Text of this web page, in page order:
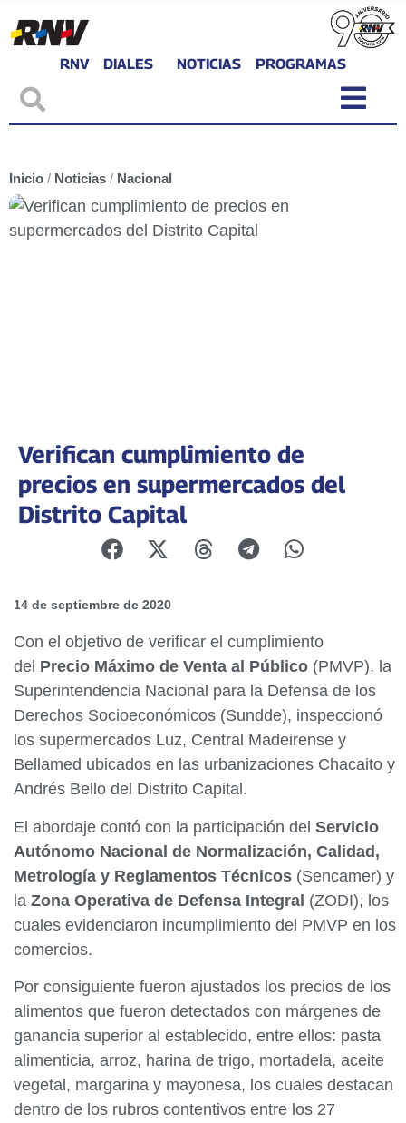
RNV DIALES NOTICIAS PROGRAMAS
Inicio / Noticias / Nacional
Verifican cumplimiento de
precios en supermercados del
Distrito Capital
14 de septiembre de 2020
Con el objetivo de verificar el cumplimiento
del Precio Máximo de Venta al Público (PMVP), la
Superintendencia Nacional para la Defensa de los
Derechos Socioeconómicos (Sundde), inspeccionó
los supermercados Luz, Central Madeirense y
Bellamed ubicados en las urbanizaciones Chacaito y
Andrés Bello del Distrito Capital.
El abordaje contó con la participación del Servicio
Autónomo Nacional de Normalización, Calidad,
Metrología y Reglamentos Técnicos (Sencamer) y
la Zona Operativa de Defensa Integral (ZODI), los
cuales evidenciaron incumplimiento del PMVP en los
comercios.
Por consiguiente fueron ajustados los precios de los
alimentos que fueron detectados con márgenes de
ganancia superior al establecido, entre ellos: pasta
alimenticia, arroz, harina de trigo, mortadela, aceite
vegetal, margarina y mayonesa, los cuales destacan
dentro de los rubros contentivos entre los 27